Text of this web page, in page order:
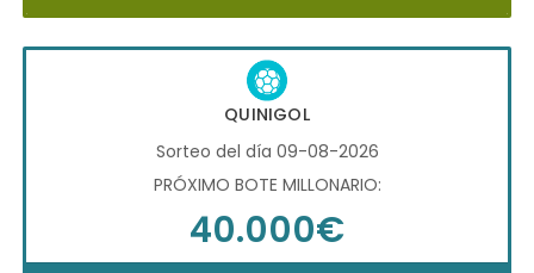
QUINIGOL
Sorteo del día 09-08-2026
PRÓXIMO BOTE MILLONARIO:
40.000€